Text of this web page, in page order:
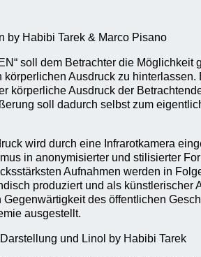
by Habibi Tarek & Marco Pisano
soll dem Betrachter die Möglichkeit
körperlichen Ausdruck zu hinterlassen.
körperliche Ausdruck der
soll dadurch selbst zum
wird durch eine Infrarotkamera
in anonymisierter und stilisierter
Aufnahmen werden in
produziert und als künstlerischer
Gegenwärtigkeit des öffentlichen
ausgestellt.
und Linol by Habibi Tarek